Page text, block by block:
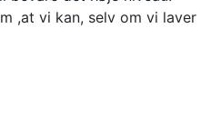
,at vi kan, selv om vi laver